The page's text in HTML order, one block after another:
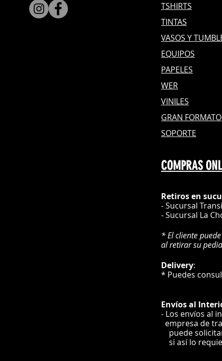
TSHIRTS
TINTAS
VASOS Y
EQUIPOS
PAPELES
WER
VINILES
GRAN FORMATO
SOPORTE
COMPRAS
Retiros en
- Sucursal
- Sucursal La
* El cliente
al retirar su
Delivery
* Puedes
Envíosal
- Los envíos al
empresa de
puede
si así lo